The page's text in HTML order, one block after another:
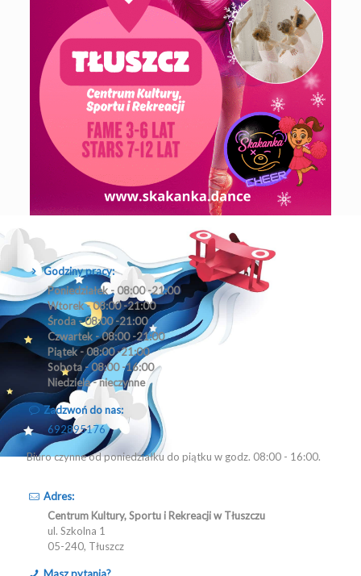
Godziny pracy:
Poniedziałek - 08:00 -21:00
Wtorek - 08:00 -21:00
Środa - 08:00 -21:00
Czwartek - 08:00 -21:00
Piątek - 08:00 -21:00
Sobota - 08:00 -16:00
Niedziela - nieczynne
Zadzwoń do nas:
692895176
Biuro czynne od poniedziałku do piątku w godz. 08:00 - 16:00.
Adres:
Centrum Kultury, Sportu i Rekreacji w Tłuszczu
ul. Szkolna 1
05-240, Tłuszcz